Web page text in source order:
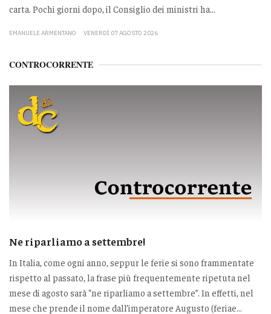
carta. Pochi giorni dopo, il Consiglio dei ministri ha...
EMANUELE ARMENTANO VENERDÌ 07 AGOSTO 2026
CONTROCORRENTE
Ne riparliamo a settembre!
In Italia, come ogni anno, seppur le ferie si sono frammentate
rispetto al passato, la frase più frequentemente ripetuta nel
mese di agosto sarà “ne riparliamo a settembre”. In effetti, nel
mese che prende il nome dall’imperatore Augusto (feriae...